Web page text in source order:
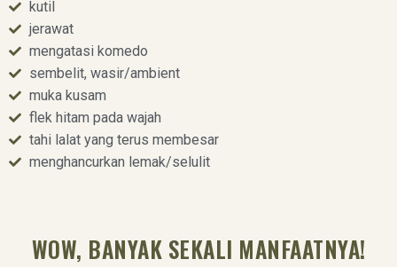
kutil
jerawat
mengatasi komedo
sembelit, wasir/ambient
muka kusam
flek hitam pada wajah
tahi lalat yang terus membesar
menghancurkan lemak/selulit
WOW, BANYAK SEKALI MANFAATNYA!